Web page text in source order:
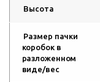
Высота
Размер пачки
коробок в
разложенном
виде/вес